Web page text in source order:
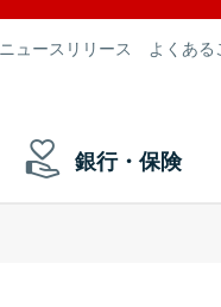
ニュースリリース よくあ
銀行・保険